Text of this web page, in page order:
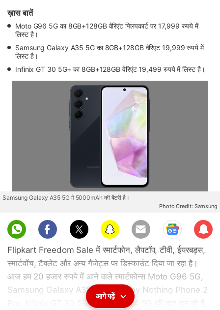
ख़ास बातें
Moto G96 5G का 8GB+128GB वेरिएंट फ्लिपकार्ट पर 17,999 रुपये में
लिस्ट है।
Samsung Galaxy A35 5G का 8GB+128GB वेरिएंट 19,999 रुपये में
लिस्ट है।
Infinix GT 30 5G+ का 8GB+128GB वेरिएंट 19,499 रुपये में लिस्ट है।
Samsung Galaxy A35 5G में 5000mAh की बैटरी है।
Photo Credit: Samsung
Sub
scri
be
Flipkart Freedom Sale में स्मार्टफोन, लैपटॉप, टीवी, ईयरबड्स,
स्मार्टवॉच, टैबलेट और अन्य गैजेट्स पर डिस्काउंट दिया जा रहा है।
आज हम 20 हजार रुपये में आने वाले स्मार्टफोन्स Moto G96 5G,
Samsung Galaxy A35 5G, CMF by Nothing Phone 2
Pro, Infinix GT 30 5G+ और Vivo T4 5G की बात कर रहे हैं,
आगे पढ़ें